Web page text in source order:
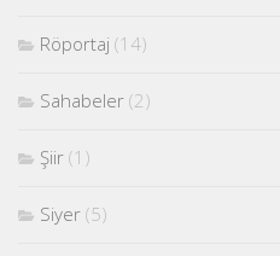
Röportaj (14)
Sahabeler (2)
Şiir (1)
Siyer (5)